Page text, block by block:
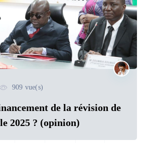
909 vue(s)
de la révision de
2025 ? (opinion)